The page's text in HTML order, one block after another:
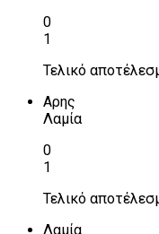
0
1
Τελικό
Αρης
Λαμία
0
1
Τελικό
Λαμία